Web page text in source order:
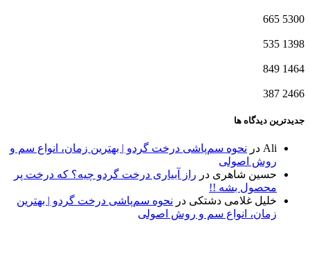
5300
665
1398
535
1464
849
2466
387
جدیدترین دیدگاه ها
Ali در نحوه سم‌پاشی درخت گردو | بهترین زمان، انواع سم و
روش اصولی
حسین شاهری در راز آبیاری درخت گردو چیه؟ که درخت پر
محصول بشه !!
خلیل غلامی دشتکی در نحوه سم‌پاشی درخت گردو | بهترین
زمان، انواع سم و روش اصولی